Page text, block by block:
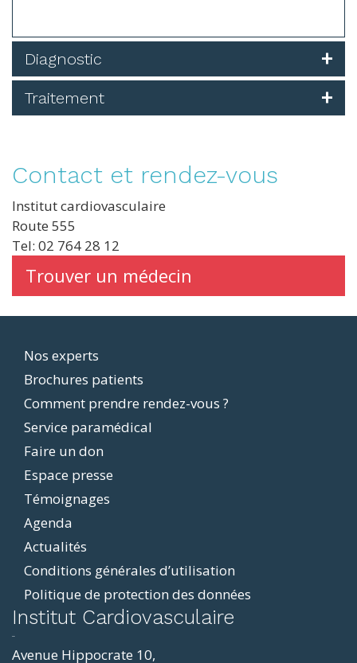
Diagnostic
Traitement
Contact et rendez-vous
Institut cardiovasculaire
Route 555
Tel: 02 764 28 12
Trouver un médecin
Footer
menu
Nos experts
Brochures patients
Comment prendre rendez-vous ?
Service paramédical
Faire un don
Espace presse
Témoignages
Agenda
Actualités
Conditions générales d’utilisation
Politique de protection des données
Institut Cardiovasculaire
Avenue Hippocrate 10,